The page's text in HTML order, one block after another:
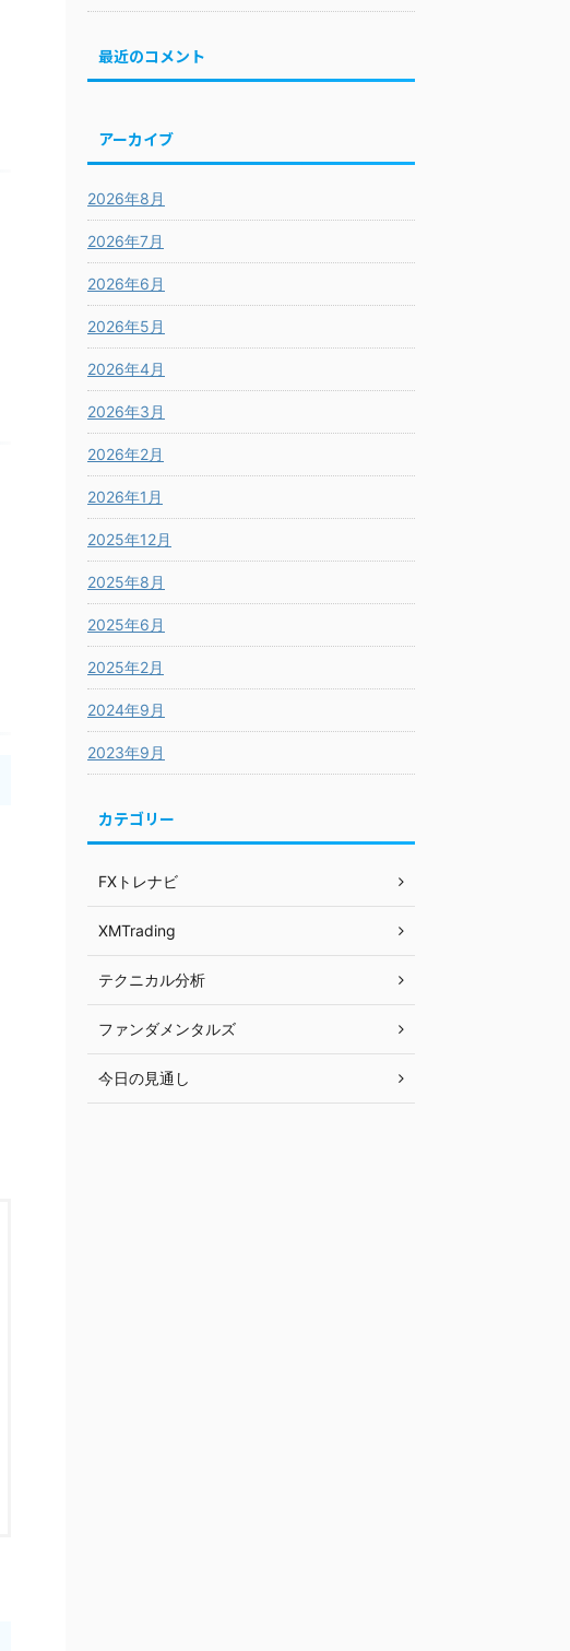
最近のコメント
アーカイブ
2026年8月
2026年7月
2026年6月
2026年5月
2026年4月
2026年3月
2026年2月
2026年1月
2025年12月
2025年8月
2025年6月
2025年2月
2024年9月
2023年9月
カテゴリー
FXトレナビ
XMTrading
テクニカル分析
ファンダメンタルズ
今日の見通し